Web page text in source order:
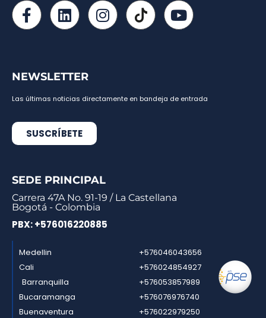
NEWSLETTER
Las últimas noticias directamente en bandeja de entrada
SUSCRÍBETE
SEDE PRINCIPAL
Carrera 47A No. 91-19 / La Castellana
Bogotá - Colombia
PBX: +576016220885
Medellin
Cali
Barranquilla
Bucaramanga
Buenaventura
+576046043656
+576024854927
+576053857989
+576076976740
+576022979250